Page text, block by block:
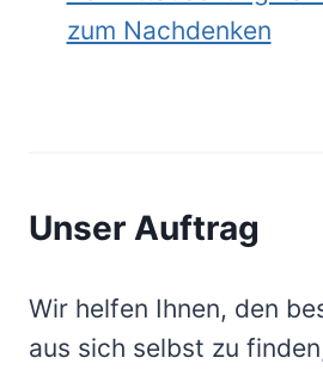
zum Nachdenken
Unser Auftrag
Wir helfen Ihnen, den
aus sich selbst zu